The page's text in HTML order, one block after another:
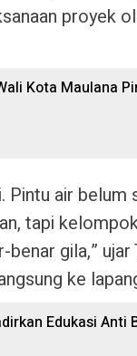
proyek
Kota Maulana
Pintu air belum
tapi
benar gila,” ujar
ke
Edukasi Anti